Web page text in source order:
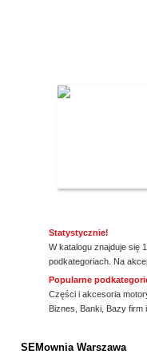
Statystycznie!
W katalogu znajduje się
podkategoriach. Na
Popularne
Części i akcesoria
Biznes
Banki Bazy firm
SEMownia Warszawa